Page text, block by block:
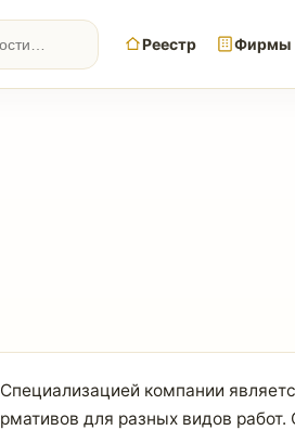
Реестр Фирмы
компании
для разных видов работ.